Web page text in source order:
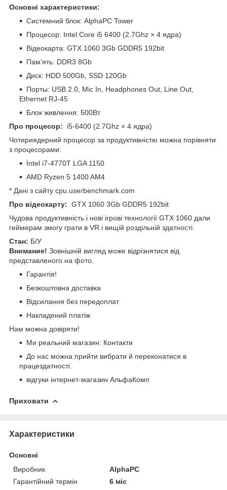
Основні характеристики:
Системний блок: AlphaPC Tower
Процесор: Intel Core i5 6400 (2.7Ghz × 4 ядра)
Відеокарта: GTX 1060 3Gb GDDR5 192bit
Пам'ять: DDR3 8Gb
Диск: HDD 500Gb, SSD 120Gb
Порты: USB 2.0, Mic In, Headphones Out, Line Out,
Ethernet RJ-45
Блок живлення: 500Вт
Про процесор:
i5-6400 (2.7Ghz × 4 ядра)
Чотириядерний процесор за продуктивністю можна порівняти
з процесорами:
Intel i7-4770T LGA 1150
AMD Ryzen 5 1400 AM4
* Дані з сайту cpu.userbenchmark.com
Про відеокарту: GTX 1060 3Gb GDDR5 192bit
Чудова продуктивність і нові ігрові технології GTX 1060 дали
геймерам змогу грати в VR і вищій роздільній здатності.
Стан: Б/У
Внимание! Зовнішній вигляд може відрізнятися від
представленого на фото.
Гарантія!
Безкоштовна доставка
Відсилання без передоплат
Накладений платіж
Нам можна довіряти!
Ми реальний магазин: Контакти
До нас можна прийти вибрати й переконатися в
працездатності.
відгуки інтернет-магазин АльфаКомп
Приховати
Характеристики
Основні
Виробник
AlphaPC
Гарантійний термін
6 міс